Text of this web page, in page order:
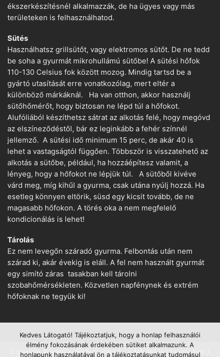
ékszerkészítésnél alkalmazzák, de ha ügyes vagy más
területeken is felhasználhatod.
Sütés
Használhatsz grillsütőt, vagy elektromos sütőt. De ne tedd
be soha a gyurmát mikrohullámú sütőbe! A sütési hőfok
110-130 Celsius fok között mozog. Mindig tartsd be a
gyártó utasítását erre vonatkozólag, mert eltér a
különböző márkáknál. Ha van otthon, akkor használj
sütőhőmérőt, hogy biztosan ne lépd túl a hőfokot.
Alufóliából készíthetsz sátrat az alkotás felé, hogy megóvd
az elszíneződéstől, bár ez leginkább a fehér színnél
jellemző. A sütési idő minimum 15 perc, de akár 40 is
lehet a vastagságtól függően. Többször is visszatehető az
alkotás a sütőbe, például, ha hozzáépítesz valamit, a
lényeg, hogy a hőfokot ne lépjük túl. A sütőből kivéve
várd meg, míg kihűl a gyurma, csak utána nyúlj hozzá. Ha
esetleg könnyen eltörik, süsd egy kicsit tovább, de ne
magasabb hőfokon. A törés oka a nem megfelelő
kondicionálás is lehet!
Tárolás
Ez nem levegőn száradó gyurma. Felbontás után nem
szárad ki, akár évekig is eláll. A fel nem használt gyurmát
egy simító záras tasakban kell tárolni
szobahőmérsékleten. Közvetlen napfénynek és extrém
hőfoknak ne tegyük ki!
Copyright © www.suthetogyurma.hu − Minden jog fenntartva! /
Kedves Látogató! Tájékoztatjuk, hogy a honlap felhasználói
élmény fokozásának érdekében sütiket alkalmazunk. A
honlapunk használatával ön a tájékoztatásunkat tudomásul